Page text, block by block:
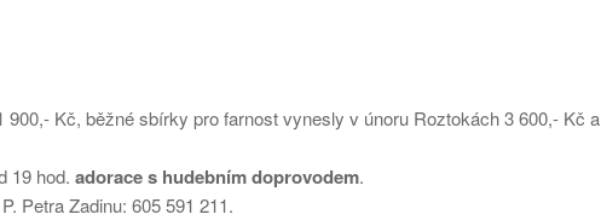
Kč, běžné sbírky pro farnost vynesly v únoru Roztokách 3 600,- Kč a
19 hod. adorace s hudebním doprovodem.
Petra Zadinu: 605 591 211.